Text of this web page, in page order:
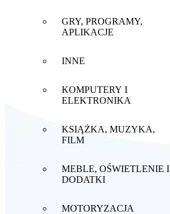
GRY, PROGRAMY,
APLIKACJE
INNE
KOMPUTERY I
ELEKTRONIKA
KSIĄŻKA, MUZYKA,
FILM
MEBLE, OŚWIETLENIE I
DODATKI
MOTORYZACJA